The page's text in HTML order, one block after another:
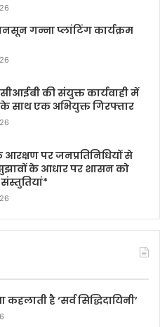
गन्ना प्लांटिंग कार्यक्रम
की संयुक्त कार्यवाही में
साथ एक अभियुक्त गिरफ्तार
आरक्षण पर जनप्रतिनिधियों से
के आधार पर शासन को
कहलाती है ‘सर्व सिद्धिदायिनी’